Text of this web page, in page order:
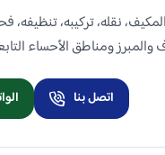
نقله، تركيبه،
والمبرز ومناطق الأحساء
اتصل بنا